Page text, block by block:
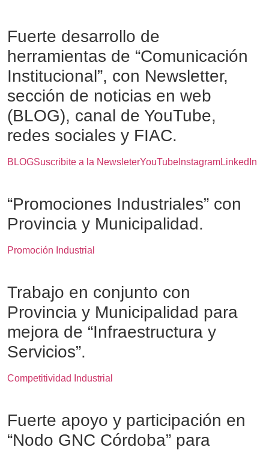
Fuerte desarrollo de
herramientas de “Comunicación
Institucional”, con Newsletter,
sección de noticias en web
(BLOG), canal de YouTube,
redes sociales y FIAC.
BLOGSuscribite a la NewsleterYouTube InstagramLinkedIn
“Promociones Industriales” con
Provincia y Municipalidad.
Promoción Industrial
Trabajo en conjunto con
Provincia y Municipalidad para
mejora de “Infraestructura y
Servicios”.
Competitividad Industrial
Fuerte apoyo y participación en
“Nodo GNC Córdoba” para